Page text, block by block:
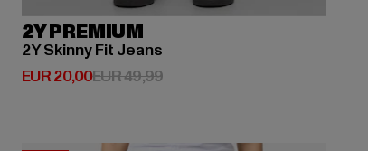
2Y PREMIUM
2Y Skinny Fit Jeans
EUR 20,00
Huidige prijs: EUR 20,00
EUR 49,99Actieprijs: EUR 49,99